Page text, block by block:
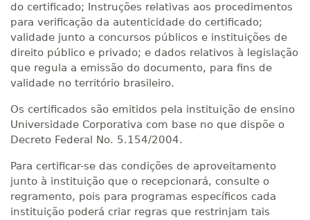
do certificado; Instruções relativas aos procedimentos
para verificação da autenticidade do certificado;
validade junto a concursos públicos e instituições de
direito público e privado; e dados relativos à legislação
que regula a emissão do documento, para fins de
validade no território brasileiro.
Os certificados são emitidos pela instituição de ensino
Universidade Corporativa com base no que dispõe o
Decreto Federal No. 5.154/2004.
Para certificar-se das condições de aproveitamento
junto à instituição que o recepcionará, consulte o
regramento, pois para programas específicos cada
instituição poderá criar regras que restrinjam tais